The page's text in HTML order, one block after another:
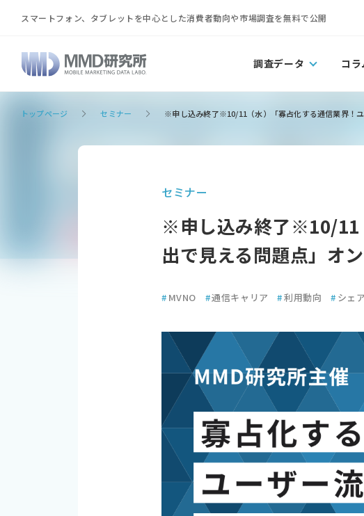
スマートフォン、タブレットを中心とした消費者動向や市場調査を無料で公開
調査データ コラ
トップページ セミナー ※申し込み終了※10/11（水）「寡占化する通信業界！
セミナー
※申し込み終了※10/11
出で見える問題点」オ
# MVNO #通信キャリア #利用動向 # シェア